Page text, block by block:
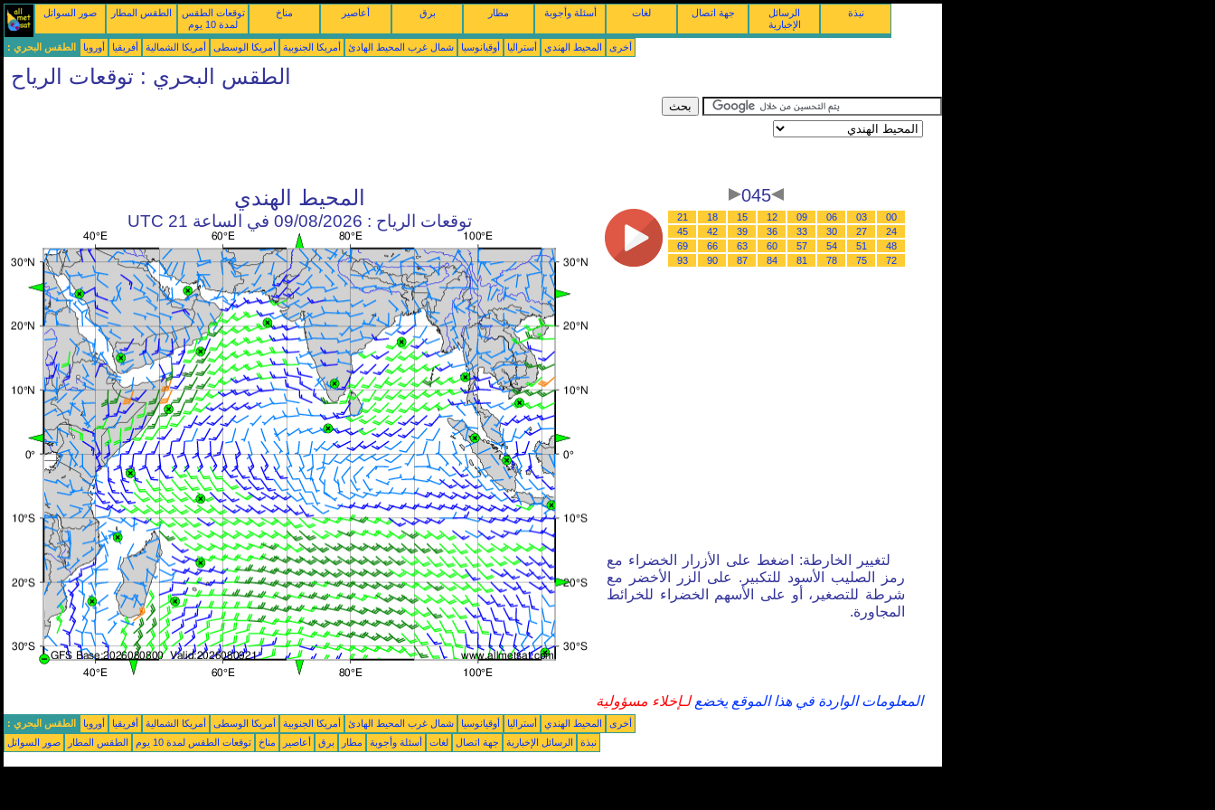
صور السواتل الطقس المطار
توقعات الطقس
لمدة 10 يوم
مناخ أعاصير برق مطار أسئلة وأجوبة لغات جهة اتصال
الرسائل
الإخبارية
نبذة
الطقس البحري : أوروبا أفريقيا أمريكا الشمالية أمريكا الوسطى أمريكا الجنوبية شمال غرب المحيط الهادئ أوقيانوسيا أستراليا المحيط الهندي أخرى
الطقس البحري : توقعات الرياح
المحيط الهندي
توقعات الرياح : 09/08/2026 في الساعة 21 UTC
045
00
03
06
09
12
15
18
21
24
27
30
33
36
39
42
45
48
51
54
57
60
63
66
69
72
75
78
81
84
87
90
93
لتغيير الخارطة: اضغط على الأزرار الخضراء مع
رمز الصليب الأسود للتكبير. على الزر الأخضر مع
شرطة للتصغير، أو على الأسهم الخضراء للخرائط
المجاورة.
المعلومات الواردة في هذا الموقع يخضعلـإخلاء مسؤولية
الطقس البحري : أوروبا أفريقيا أمريكا الشمالية أمريكا الوسطى أمريكا الجنوبية شمال غرب المحيط الهادئ أوقيانوسيا أستراليا المحيط الهندي
أخرى
صور السواتل
الطقس المطار توقعات الطقس لمدة 10 يوم مناخ أعاصير برق مطار أسئلة وأجوبة لغات جهة اتصال الرسائل الإخبارية نبذة